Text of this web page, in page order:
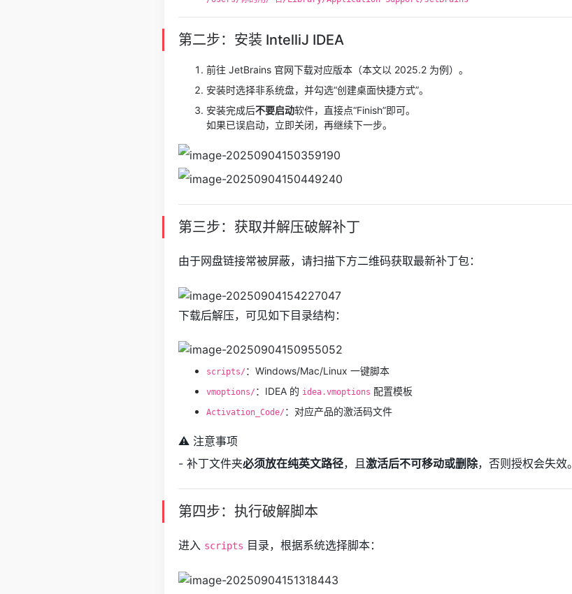
第二步：安装 IntelliJ IDEA
前往 JetBrains 官网下载对应版本（本文以 2025.2 为例）。
安装时选择非系统盘，并勾选“创建桌面快捷方式”。
安装完成后不要启动软件，直接点“Finish”即可。
如果已误启动，立即关闭，再继续下一步。
第三步：获取并解压破解补丁
由于网盘链接常被屏蔽，请扫描下方二维码获取最新补丁包：
下载后解压，可见如下目录结构：
scripts/ ：Windows/Mac/Linux 一键脚本
vmoptions/ ：IDEA 的 idea.vmoptions 配置模板
Activation_Code/ ：对应产品的激活码文件
⚠️ 注意事项
- 补丁文件夹必须放在纯英文路径，且激活后不可移动或删除，否则授权会失效。
第四步：执行破解脚本
进入 scripts 目录，根据系统选择脚本：